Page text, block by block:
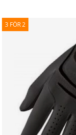
3 FÖR 2